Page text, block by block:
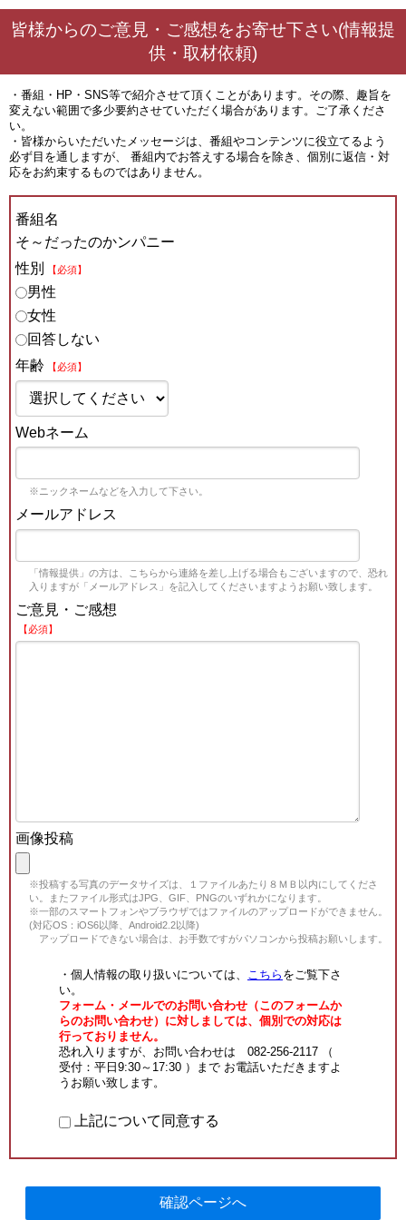
皆様からのご意見・ご感想をお寄せ下さい(情報提
供・取材依頼)
・番組・HP・SNS等で紹介させて頂くことがあります。その際、趣旨を
変えない範囲で多少要約させていただく場合があります。ご了承くださ
い。
・皆様からいただいたメッセージは、番組やコンテンツに役立てるよう
必ず目を通しますが、 番組内でお答えする場合を除き、個別に返信・対
応をお約束するものではありません。
番組名
そ～だったのかンパニー
性別
【必須】
男性
女性
回答しない
年齢
【必須】
Webネーム
※ニックネームなどを入力して下さい。
メールアドレス
「情報提供」の方は、こちらから連絡を差し上げる場合もございますので、恐れ
入りますが「メールアドレス」を記入してくださいますようお願い致します。
ご意見・ご感想
【必須】
画像投稿
※投稿する写真のデータサイズは、１ファイルあたり８ＭＢ以内にしてくださ
い。またファイル形式はJPG、GIF、PNGのいずれかになります。
※一部のスマートフォンやブラウザではファイルのアップロードができません。
(対応OS：iOS6以降、Android2.2以降)
アップロードできない場合は、お手数ですがパソコンから投稿お願いします。
・個人情報の取り扱いについては、 こちら をご覧下さ
い。
フォーム・メールでのお問い合わせ（このフォームか
らのお問い合わせ）に対しましては、個別での対応は
行っておりません。
恐れ入りますが、お問い合わせは 082-256-2117 （
受付：平日9:30～17:30 ）まで お電話いただきますよ
うお願い致します。
上記について同意する
確認ページへ